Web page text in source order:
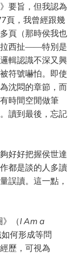
要旨，但我認為
頁，我曾經跟幾
頁（那時侯我也
拉西扯——特別是
輯認識不深又興
符號嚇怕。即使
沈悶的章節，而
時間空閒做筆
讀到最後，忘記
好好把握侯世達
都是談的人多讀
誤讀。這一點，
（I Am a
何形成等問
歷，可視為